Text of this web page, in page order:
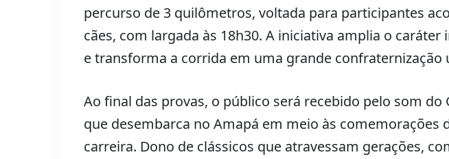
percurso de 3 quilômetros, voltada para participantes
cães, com largada às 18h30. A iniciativa amplia o caráter
e transforma a corrida em uma grande confraternização
Ao final das provas, o público será recebido pelo som do
que desembarca no Amapá em meio às comemorações
carreira. Dono de clássicos que atravessam gerações,